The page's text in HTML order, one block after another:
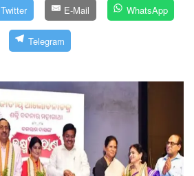
Twitter E-Mail WhatsApp
Telegram